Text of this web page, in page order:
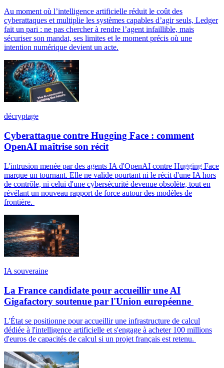
Au moment où l’intelligence artificielle réduit le coût des
cyberattaques et multiplie les systèmes capables d’agir seuls, Ledger
fait un pari : ne pas chercher à rendre l’agent infaillible, mais
sécuriser son mandat, ses limites et le moment précis où une
intention numérique devient un acte.
décryptage
Cyberattaque contre Hugging Face : comment
OpenAI maîtrise son récit
L'intrusion menée par des agents IA d'OpenAI contre Hugging Face
marque un tournant. Elle ne valide pourtant ni le récit d'une IA hors
de contrôle, ni celui d'une cybersécurité devenue obsolète, tout en
révélant un nouveau rapport de force autour des modèles de
frontière.
IA souveraine
La France candidate pour accueillir une AI
Gigafactory soutenue par l'Union européenne
L'État se positionne pour accueillir une infrastructure de calcul
dédiée à l'intelligence artificielle et s'engage à acheter 100 millions
d'euros de capacités de calcul si un projet français est retenu.